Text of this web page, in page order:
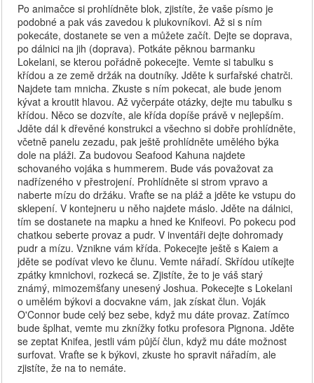
Po animačce si prohlídněte blok, zjistíte, že vaše písmo je
podobné a pak vás zavedou k plukovníkovi. Až si s ním
pokecáte, dostanete se ven a můžete začít. Dejte se doprava,
po dálnici na jih (doprava). Potkáte pěknou barmanku
Lokelani, se kterou pořádně pokecejte. Vemte si tabulku s
křídou a ze země držák na doutníky. Jděte k surfařské chatrči.
Najdete tam mnicha. Zkuste s ním pokecat, ale bude jenom
kývat a kroutit hlavou. Až vyčerpáte otázky, dejte mu tabulku s
křídou. Něco se dozvíte, ale křída dopíše právě v nejlepším.
Jděte dál k dřevěné konstrukci a všechno si dobře prohlídněte,
včetně panelu zezadu, pak ještě prohlídněte umělého býka
dole na pláži. Za budovou Seafood Kahuna najdete
schovaného vojáka s hummerem. Bude vás považovat za
nadřízeného v přestrojení. Prohlídněte si strom vpravo a
naberte mízu do držáku. Vraťte se na pláž a jděte ke vstupu do
sklepení. V kontejneru u něho najdete máslo. Jděte na dálnici,
tím se dostanete na mapku a hned ke Knifeovi. Po pokecu pod
chatkou seberte provaz a pudr. V inventáři dejte dohromady
pudr a mízu. Vznikne vám křída. Pokecejte ještě s Kaiem a
jděte se podívat vlevo ke člunu. Vemte nářadí. Skřídou utíkejte
zpátky kmnichovi, rozkecá se. Zjistíte, že to je váš starý
známý, mimozemšťany unesený Joshua. Pokecejte s Lokelani
o umělém býkovi a docvakne vám, jak získat člun. Voják
O'Connor bude celý bez sebe, když mu dáte provaz. Zatímco
bude šplhat, vemte mu zknížky fotku profesora Pignona. Jděte
se zeptat Knifea, jestli vám půjčí člun, když mu dáte možnost
surfovat. Vraťte se k býkovi, zkuste ho spravit nářadím, ale
zjistíte, že na to nemáte.